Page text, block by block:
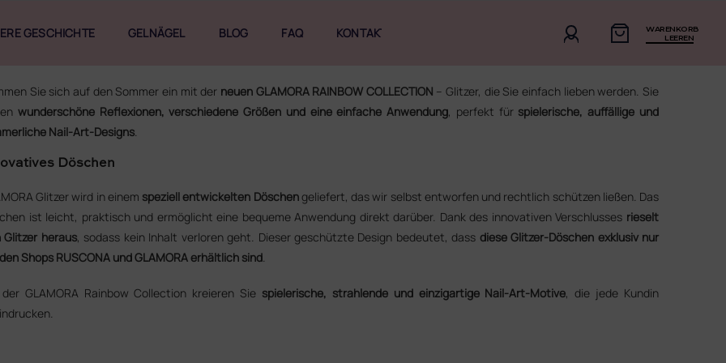
WARENKORB
LEEREN
GESCHICHTE GELNÄGEL BLOG FAQ KONTAKT
Sie sich auf den Sommer ein mit der neuen GLAMORA RAINBOW COLLECTION – Glitzer, die Sie einfach lieben werden. Sie
wunderschöne Reflexionen, verschiedene Größen und eine einfache Anwendung, perfekt für spielerische, auffällige und
Nail-Art-Designs.
Döschen
Glitzer wird in einem speziell entwickelten Döschengeliefert, das wir selbst entworfen und rechtlich schützen ließen. Das
ist leicht, praktisch und ermöglicht eine bequeme Anwendung direkt darüber. Dank des innovativen Verschlusses rieselt
Glitzer heraus, sodass kein Inhalt verloren geht. Dieser geschützte Design bedeutet, dass diese Glitzer-Döschen exklusiv nur
Shops RUSCONA und GLAMORA erhältlich sind.
GLAMORA Rainbow Collection kreieren Sie spielerische, strahlende und einzigartige Nail-Art-Motive, die jede Kundin